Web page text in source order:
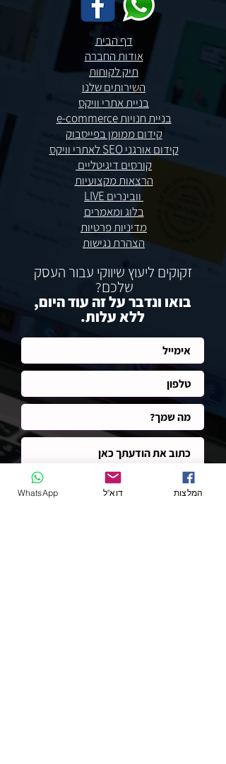
דף הבית
אודות החברה
תיק לקוחות
השירותים שלנו
בניית אתרי וויקס
בניית חנויות e-commerce
קידום ממומן בפייסבוק
קידום אורגני SEO לאתרי וויקס
קורסים דיגיטליים
הרצאות מקצועיות
וובינרים LIVE
בלוג ומאמרים
מדיניות פרטיות
הצהרת נגישות
זקוקים ליעוץ שיווקי עבור העסק
שלכם?
בואו ונדבר על זה עוד היום,
ללא עלות.
WhatsApp דוא"ל המלצות